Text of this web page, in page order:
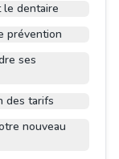
le dentaire
prévention
ses
des tarifs
nouveau